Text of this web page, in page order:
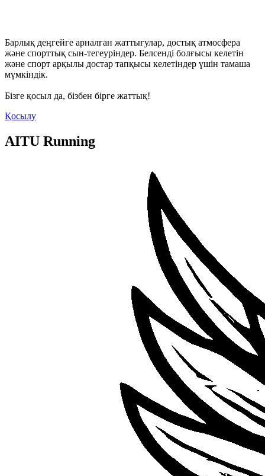
Барлық деңгейге арналған жаттығулар, достық атмосфера
және спорттық сын-тегеуріндер. Белсенді болғысы келетін
және спорт арқылы достар тапқысы келетіндер үшін тамаша
мүмкіндік.
Бізге қосыл да, бізбен бірге жаттық!
Қосылу
AITU Running